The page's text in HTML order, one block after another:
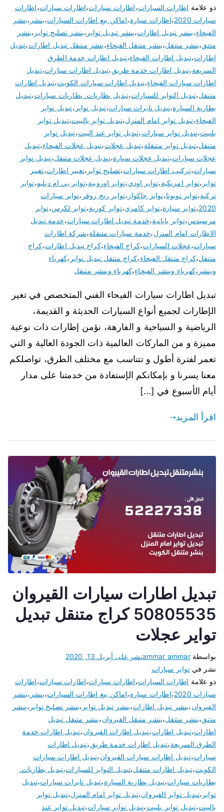
ذو علامة اطارات السيارات،اطارات سبارات،اطارات سيارات،اطارات
سيارات 2020
،اطارات سيارة،اماكن بيع اطارات السيارات،بنشر ،بنشر
الفيحاء،بنشر تبديل اطارات،بنشر تبديل تواير ،بنشر تصليح تواير ،بنشر
متتق،بنشر متتقل،بنشر متنقل الفيحاء،بنشر متنقل تبديل اطارات،تبديل
اطارات،تبديل اطارات الفيحاء،تبديل اطارات خدمة الطرق
السريعة،تبديل اطارات خدمة طريق،تبديل اطارات سيارات،تبديل
اطارات سيارات الفيحاء،تبديل اطارات سيارات الكويت،تبديل اطارات
متنقل،تبديل التواير للسيارات،تبديل بطاريات. بطاريات سيارات،تبديل
بطارية السيارة،تبديل تايرات سيارات،تبديل تواير ،تبديل تواير
الفيحاء،تبديل تواير امام المنزل،تبديل تواير بالبيت،تبديل تواير
بلبيت،تبديل تواير سيارات،تبديل تواير عند البيت،تبديل تواير
متنقل،تبديل تواير متنقلة،تبديل عجلات،تبديل عجلات الفيحاء،تبديل
عجلات سيارات،تبديل عجلات سيارة،تبديل عجلات متنقل،تبديل نوابر
سيارات،تركيب اطارات سيارات،تصليح تواير ،تغيير اطارات،تغيير
تواير ،تواير امريكية،تواير اودي،تواير اوروبية،تواير بي ام دبليو،تواير
تركية،تواير تويوتا،تواير جاكوار ،تواير رنج روفر ،تواير سيارات
2020،تواير سيارة،تواير كامري،تواير كورية،تواير لكزس،تواير
مرسيدس،تواير يابانية،خدمة تبديل اطارات سيارات،خدمة تبديل
الاطارات امام المنزل،خدمة سيارات متنقلة،شركة اطارات
سيارات،عجلات السيارات،كراج الفيحاء،كراج تبديل اطارات،كراج
متنقل،كراج متنقل الفيحاء،كراج متنقل تبديل تواير ،كهرباء
وبنشر ،كهرباء وبنشر الفيحاء،كهرباء وبنشر متنقل
تبديل اطارات سيارات الفيحاء الفني المتخصص في تغير
الإطارات لجميع أنواع السيارات الحديثة و القديمة،
الرياضية و السياحية و الفارهة، نؤمن إطارات ذات نوعية
مميزة و من الماركات العالمية ذات الجودة العالية و التي
تعمر لفترة أطول و تتناسب مع مختلف الطرق، تواصلكم
معنا يسرنا و بإمكانكم الإستفادة من خدمتنا على مدار
أيام الأسبوع في […]
اقرأ المزيد
تبديل اطارات سيارات القيروان
50805535 كراج متنقل تبديل
تواير عجلات
بواسطةammar ammarنشر على أبريل 13, 2020
نشر فيتواير سيارات
ذو علامة اطارات السيارات،اطارات سبارات،اطارات سيارات،اطارات
سيارات 2020
،اطارات سيارة،اماكن بيع اطارات السيارات،بنشر ،بنشر
القيروان،بنشر تبديل اطارات،بنشر تبديل تواير ،بنشر تصليح تواير ،بنشر
متتق،بنشر متتقل،بنشر متنقل القيروان،بنشر متنقل تبديل
اطارات،تبديل اطارات،تبديل اطارات القيروان،تبديل اطارات خدمة
الطرق السريعة،تبديل اطارات خدمة طريق،تبديل اطارات
سيارات،تبديل اطارات سيارات القيروان،تبديل اطارات سيارات
الكويت،تبديل اطارات متنقل،تبديل التواير للسيارات،تبديل بطاريات.
بطاريات سيارات،تبديل بطارية السيارة،تبديل تايرات سيارات،تبديل
تواير ،تبديل تواير القيروان،تبديل تواير امام المنزل،تبديل تواير
بالبيت،تبديل تواير بلبيت،تبديل تواير سيارات،تبديل تواير عند